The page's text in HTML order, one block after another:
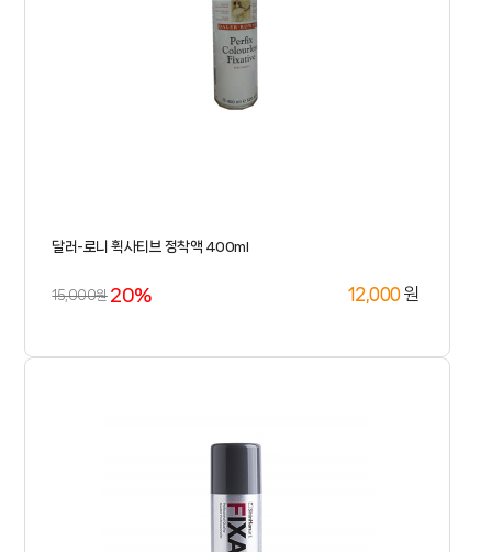
달러-로니 휙사티브 정착액 400ml
15,000원 20% 12,000 원